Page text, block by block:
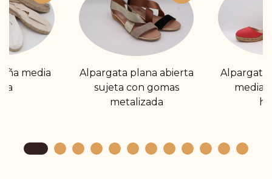
media
Alpargata plana abierta
sujeta con gomas
metalizada
Alpargata
media